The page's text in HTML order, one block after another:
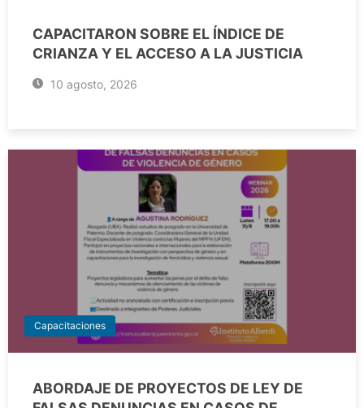
CAPACITARON SOBRE EL ÍNDICE DE
CRIANZA Y EL ACCESO A LA JUSTICIA
10 agosto, 2026
Capacitaciones
ABORDAJE DE PROYECTOS DE LEY DE